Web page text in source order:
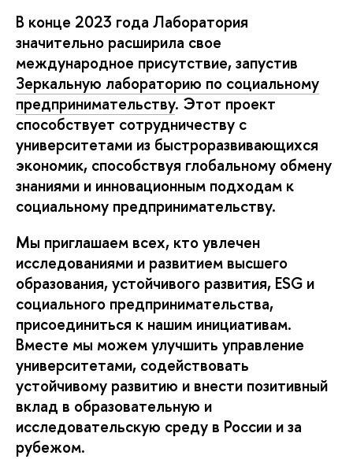
В конце 2023 года Лаборатория
значительно расширила свое
международное присутствие, запустив
Зеркальную лабораторию по социальному
предпринимательству. Этот проект
способствует сотрудничеству с
университетами из быстроразвивающихся
экономик, способствуя глобальному обмену
знаниями и инновационным подходам к
социальному предпринимательству.
Мы приглашаем всех, кто увлечен
исследованиями и развитием высшего
образования, устойчивого развития, ESG и
социального предпринимательства,
присоединиться к нашим инициативам.
Вместе мы можем улучшить управление
университетами, содействовать
устойчивому развитию и внести позитивный
вклад в образовательную и
исследовательскую среду в России и за
рубежом.